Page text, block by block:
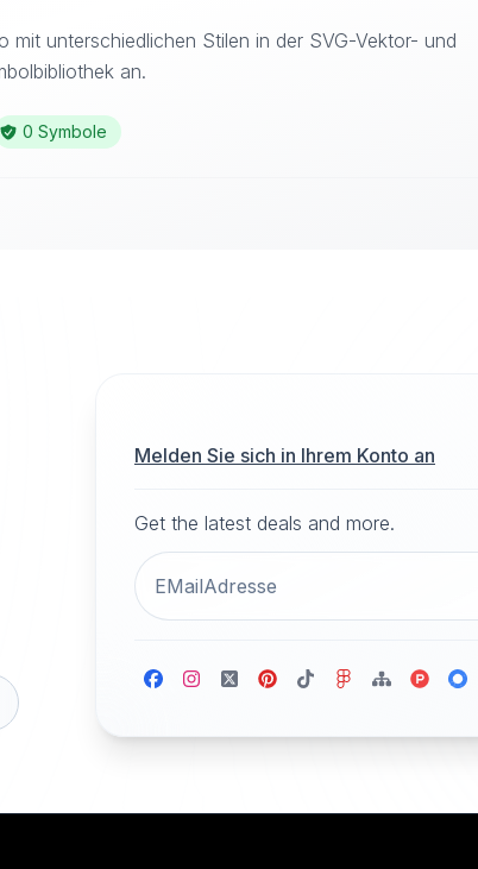
unterschiedlichen Stilen in der SVG-Vektor- und
an.
0 Symbole
Melden Sie sich in Ihrem Konto an
Get the latest deals and more.